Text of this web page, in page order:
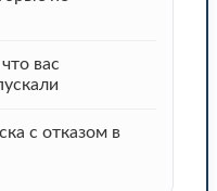
вас
с отказом в